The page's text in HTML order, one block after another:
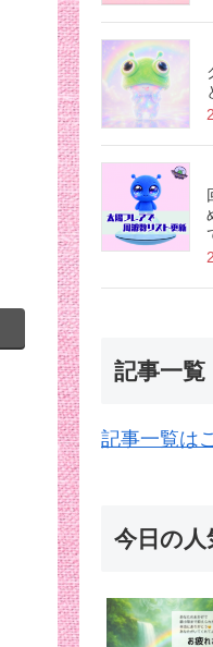
記事一覧
記事一覧は
今日の人